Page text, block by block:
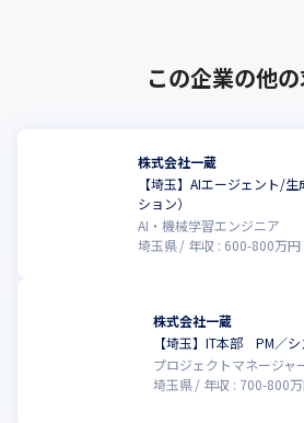
この企業の他
株式会社一蔵
【埼玉】AIエージェント/
ション）
AI・機械学習エンジニア
埼玉県
年収 : 600-800万円
株式会社一蔵
【埼玉】IT本部 PM／
プロジェクトマネージャ
埼玉県
年収 : 700-800